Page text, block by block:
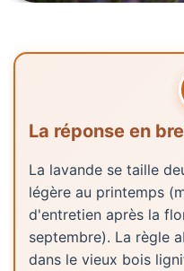
La réponse en
La lavande se taille
légère au printemps
d'entretien après la
septembre). La règle
dans le vieux bois